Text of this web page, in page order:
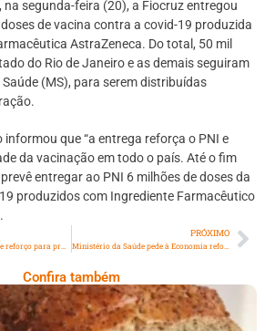
na segunda-feira (20), a Fiocruz entregou
de vacina contra a covid-19 produzida
AstraZeneca. Do total, 50 mil
do Rio de Janeiro e as demais seguiram
(MS), para serem distribuídas
que “a entrega reforça o PNI e
da vacinação em todo o país. Até o fim
entregar ao PNI 6 milhões de doses da
produzidos com Ingrediente Farmacêutico
PRÓXIMO
Ministério da Saúde pede à Economia reforço na verba para santas casas
Confira também